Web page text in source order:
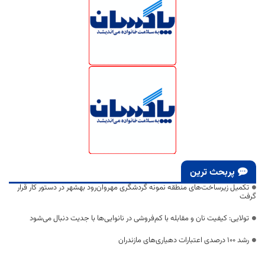
پربحث ترین
تکمیل زیرساخت‌های منطقه نمونه گردشگری مهروان‌رود بهشهر در دستور کار قرار
گرفت
تولایی: کیفیت نان و مقابله با کم‌فروشی در نانوایی‌ها با جدیت دنبال می‌شود
رشد ۱۰۰ درصدی اعتبارات دهیاری‌های مازندران